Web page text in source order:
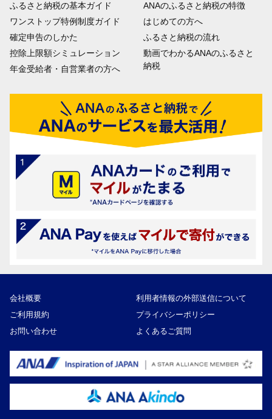
ふるさと納税の基本ガイド
ワンストップ特例制度ガイド
確定申告のしかた
控除上限額シミュレーション
年金受給者・自営業者の方へ
ANAのふるさと納税の特徴
はじめての方へ
ふるさと納税の流れ
動画でわかるANAのふるさと
納税
会社概要
利用者情報の外部送信について
ご利用規約
プライバシーポリシー
お問い合わせ
よくあるご質問